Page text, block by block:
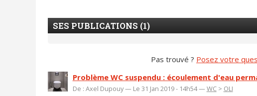
SES PUBLICATIONS (1)
Pas trouvé ? Posez votre
Problème WC suspendu : écoulement d'eau
De : Axel Dupouy — Le 31 Jan 2019 - 14h54 —WC> OLI